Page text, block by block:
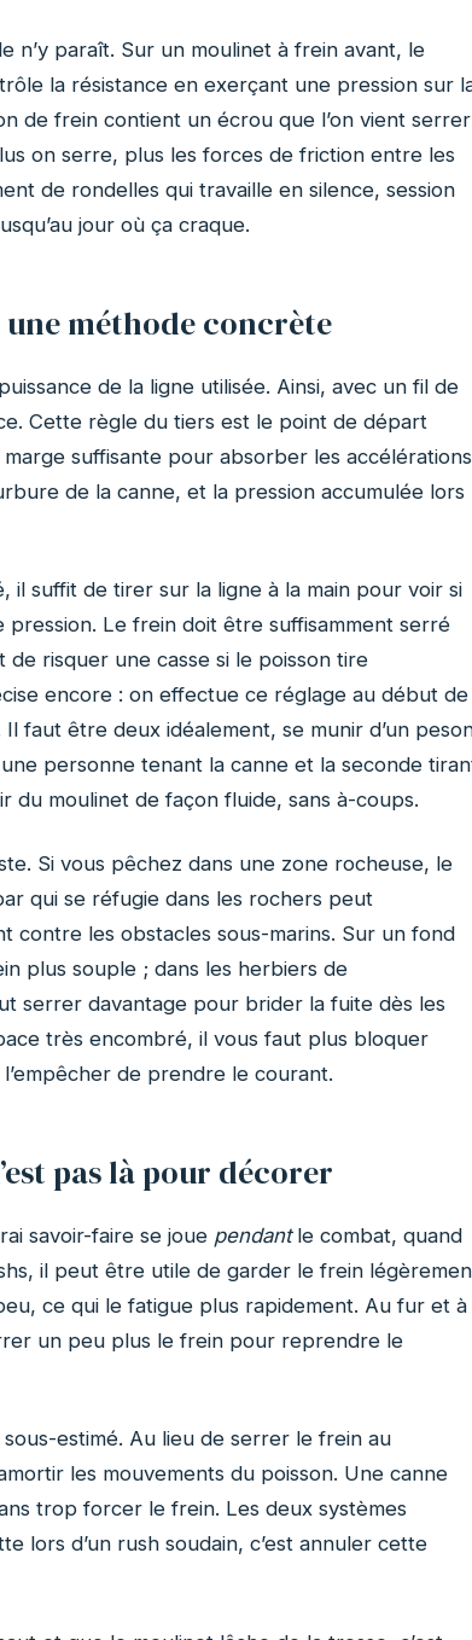
n’y paraît. Sur un moulinet à frein avant, le
la résistance en exerçant une pression sur
de frein contient un écrou que l’on vient serrer
on serre, plus les forces de friction entre les
de rondelles qui travaille en silence, session
jour où ça craque.
une méthode concrète
de la ligne utilisée. Ainsi, avec un fil de
Cette règle du tiers est le point de départ
suffisante pour absorber les accélérations
de la canne, et la pression accumulée lors
il suffit de tirer sur la ligne à la main pour voir si
Le frein doit être suffisamment serré
risquer une casse si le poisson tire
encore : on effectue ce réglage au début de
faut être deux idéalement, se munir d’un
personne tenant la canne et la seconde
du moulinet de façon fluide, sans à-coups.
Si vous pêchez dans une zone rocheuse, le
qui se réfugie dans les rochers peut
contre les obstacles sous-marins. Sur un fond
plus souple ; dans les herbiers de
serrer davantage pour brider la fuite dès les
très encombré, il vous faut plus bloquer
de prendre le courant.
pas là pour décorer
savoir-faire se joue pendantle combat, quand
il peut être utile de garder le frein
ce qui le fatigue plus rapidement. Au fur et à
un peu plus le frein pour reprendre le
estimé. Au lieu de serrer le frein au
les mouvements du poisson. Une canne
trop forcer le frein. Les deux systèmes
lors d’un rush soudain, c’est annuler cette